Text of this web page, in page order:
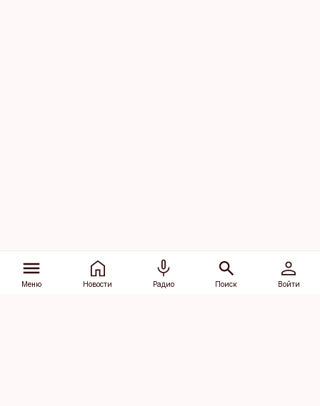
Меню Новости Радио Поиск Войти